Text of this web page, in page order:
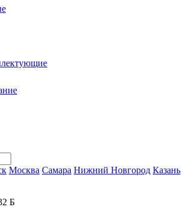
Москва Самара Нижний Новгород Казань
Б